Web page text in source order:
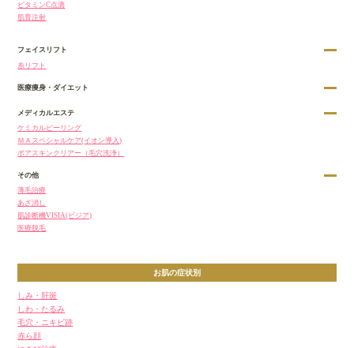
ビタミンC点滴
肌育注射
フェイスリフト
糸リフト
医療痩身・ダイエット
メディカルエステ
ケミカルピーリング
ＭＡスペシャルケア(イオン導入)
ポアスキンクリアー（毛穴洗浄）
その他
薄毛治療
あざ消し
肌診断機VISIA(ビジア)
医療脱毛
お肌の症状別
しみ・肝斑
しわ・たるみ
毛穴・ニキビ跡
赤ら顔